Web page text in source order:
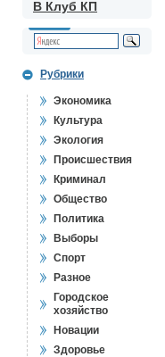
В Клуб КП
Рубрики
Экономика
Культура
Экология
Происшествия
Криминал
Общество
Политика
Выборы
Спорт
Разное
Городское
хозяйство
Новации
Здоровье